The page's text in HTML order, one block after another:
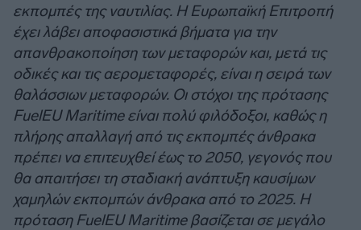
εκπομπές της ναυτιλίας. Η Ευρωπαϊκή Επιτροπή
έχει λάβει αποφασιστικά βήματα για την
απανθρακοποίηση των μεταφορών και, μετά τις
οδικές και τις αερομεταφορές, είναι η σειρά των
θαλάσσιων μεταφορών. Οι στόχοι της πρότασης
FuelEU Maritime είναι πολύ φιλόδοξοι, καθώς η
πλήρης απαλλαγή από τις εκπομπές άνθρακα
πρέπει να επιτευχθεί έως το 2050, γεγονός που
θα απαιτήσει τη σταδιακή ανάπτυξη καυσίμων
χαμηλών εκπομπών άνθρακα από το 2025. Η
πρόταση FuelEU Maritime βασίζεται σε μεγάλο